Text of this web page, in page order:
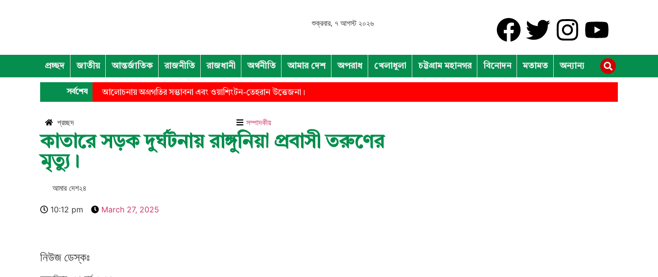
শুক্রবার, ৭ আগস্ট ২০২৬
প্রচ্ছদ জাতীয় আন্তর্জাতিক রাজনীতি রাজধানী অর্থনীতি আমার দেশ অপরাধ খেলাধুলা চট্টগ্রাম মহানগর বিনোদন মতামত অন্যান্য
সর্বশেষ আলোচনায় অগ্রগতির সম্ভাবনা এবং ওয়াশিংটন-তেহরান উত্তেজনা।
প্রচ্ছদ সম্পাদকীয়
কাতারে সড়ক দুর্ঘটনায় রাঙ্গুনিয়া প্রবাসী তরুণের
মৃত্যু।
আমার দেশ২৪
10:12 pm March 27, 2025
নিউজ ডেস্কঃ